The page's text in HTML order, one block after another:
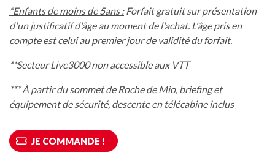
*Enfants de moins de 5ans :Forfait gratuit sur présentation
d'un justificatif d'âge au moment de l'achat. L'âge pris en
compte est celui au premier jour de validité du forfait.
**Secteur Live3000 non accessible aux VTT
*** À partir du sommet de Roche de Mio, briefing et
équipement de sécurité, descente en télécabine inclus
JE COMMANDE !